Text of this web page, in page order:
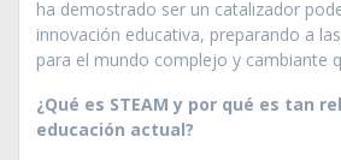
ha demostrado ser un catalizador
innovación educativa, preparando a
para el mundo complejo y cambiante
¿Qué es STEAM y por qué es tan
educación actual?